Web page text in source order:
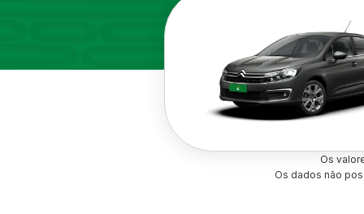
Os
Os dados não